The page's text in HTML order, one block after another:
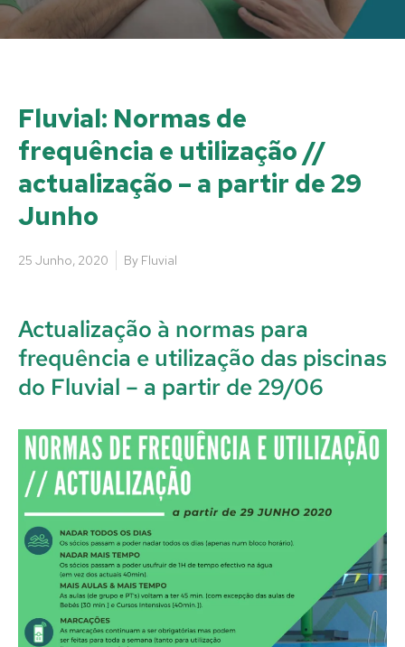
Fluvial: Normas de
frequência e utilização //
actualização – a partir de 29
Junho
25 Junho, 2020 By Fluvial
Actualização à normas para
frequência e utilização das piscinas
do Fluvial – a partir de 29/06